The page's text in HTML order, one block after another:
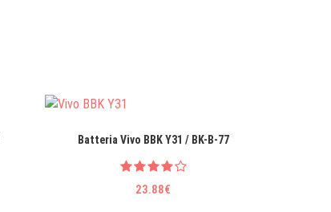
Batteria Vivo BBK Y31 / BK-B-77
23.88€